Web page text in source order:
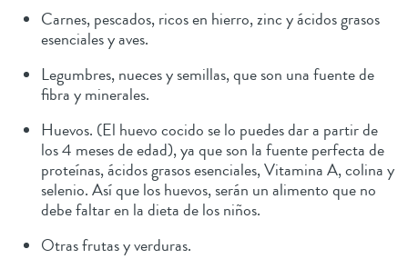
Carnes, pescados, ricos en hierro, zinc y ácidos grasos
esenciales y aves.
Legumbres, nueces y semillas, que son una fuente de
fibra y minerales.
Huevos. (El huevo cocido se lo puedes dar a partir de
los 4 meses de edad), ya que son la fuente perfecta de
proteínas, ácidos grasos esenciales, Vitamina A, colina y
selenio. Así que los huevos, serán un alimento que no
debe faltar en la dieta de los niños.
Otras frutas y verduras.